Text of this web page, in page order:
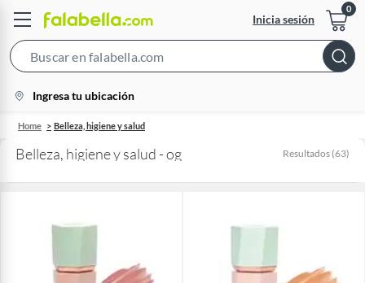
Inicia sesión
Bar
location-
icon
Ingresa tu ubicación
Home Belleza, higiene y salud
Belleza, higiene y salud - og Resultados (63)